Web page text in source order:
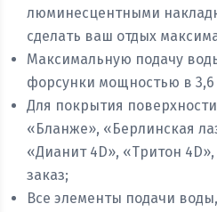
люминесцентными
сделать ваш отдых
Максимальную подачу
форсунки мощностью в 3,6
Для покрытия
«Бланже», «Берлинская
«Дианит 4D», «Тритон
заказ;
Все элементы подачи